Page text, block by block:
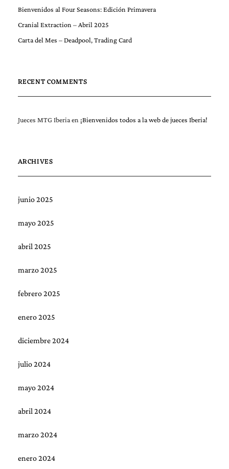
Bienvenidos al Four Seasons: Edición Primavera
Cranial Extraction – Abril 2025
Carta del Mes – Deadpool, Trading Card
RECENT COMMENTS
Jueces MTG Iberiaen ¡Bienvenidos todos a la web de jueces Iberia!
ARCHIVES
junio 2025
mayo 2025
abril 2025
marzo 2025
febrero 2025
enero 2025
diciembre 2024
julio 2024
mayo 2024
abril 2024
marzo 2024
enero 2024